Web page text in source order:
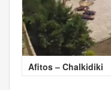
Afitos – Chalkidiki